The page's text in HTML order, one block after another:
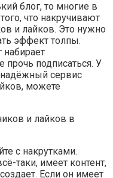
блог, то многие в
что накручивают
и лайков. Это нужно
эффект толпы.
набирает
прочь подписаться. У
сервис
можете
с накрутками.
таки, имеет контент,
Если он имеет